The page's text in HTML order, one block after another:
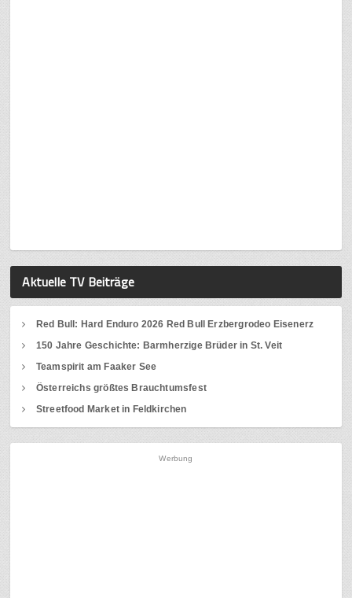
Aktuelle TV Beiträge
Red Bull: Hard Enduro 2026 Red Bull Erzbergrodeo Eisenerz
150 Jahre Geschichte: Barmherzige Brüder in St. Veit
Teamspirit am Faaker See
Österreichs größtes Brauchtumsfest
Streetfood Market in Feldkirchen
Werbung